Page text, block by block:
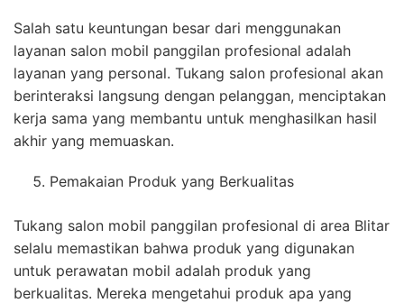
Salah satu keuntungan besar dari menggunakan
layanan salon mobil panggilan profesional adalah
layanan yang personal. Tukang salon profesional akan
berinteraksi langsung dengan pelanggan, menciptakan
kerja sama yang membantu untuk menghasilkan hasil
akhir yang memuaskan.
Pemakaian Produk yang Berkualitas
Tukang salon mobil panggilan profesional di area Blitar
selalu memastikan bahwa produk yang digunakan
untuk perawatan mobil adalah produk yang
berkualitas. Mereka mengetahui produk apa yang